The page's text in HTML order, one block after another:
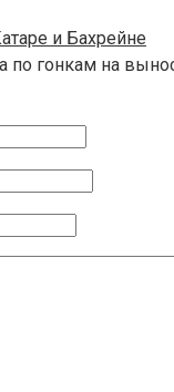
и Бахрейне
по гонкам на